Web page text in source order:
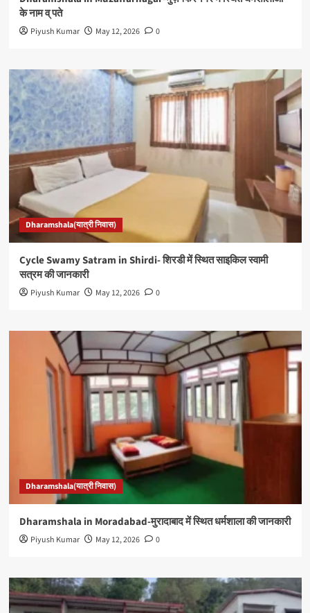
के नाम व् पते
Piyush Kumar May 12, 2026 0
Dharamshala(यात्री निवास)
Cycle Swamy Satram in Shirdi- शिरडी में स्थित साइकिल स्वामी
सत्रम की जानकारी
Piyush Kumar May 12, 2026 0
Dharamshala(यात्री निवास)
Dharamshala in Moradabad-मुरादाबाद में स्थित धर्मशाला की जानकारी
Piyush Kumar May 12, 2026 0